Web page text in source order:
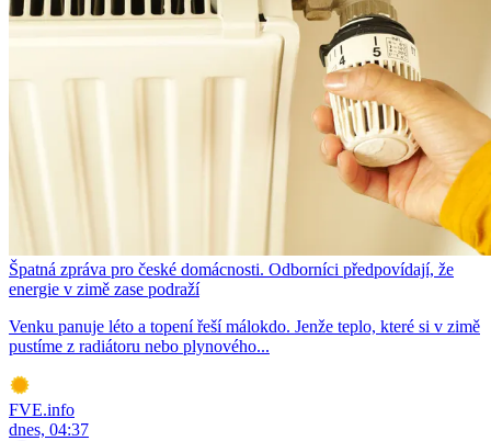
Špatná zpráva pro české domácnosti. Odborníci předpovídají, že
energie v zimě zase podraží
Venku panuje léto a topení řeší málokdo. Jenže teplo, které si v zimě
pustíme z radiátoru nebo plynového...
FVE.info
dnes, 04:37